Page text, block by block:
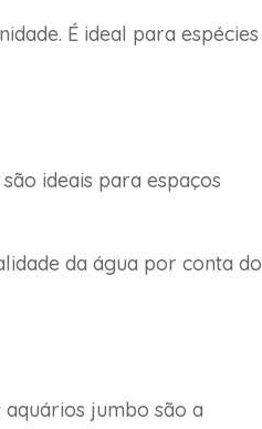
É ideal para espécies
ideais para espaços
da água por conta do
jumbo são a